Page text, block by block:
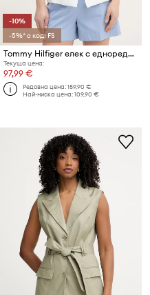
-10%
-5%* с код: FS
Tommy Hilfiger елек с едноредно закопчаване дамски с лен
Текуща цена:
97,99 €
Редовна цена:159,90 €
Най-ниска цена:109,90 €